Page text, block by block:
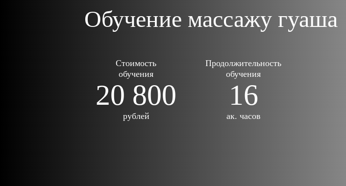
Обучение массажу гуаша
Стоимость
обучения
20 800
рублей
Продолжительность
обучения
16
ак. часов